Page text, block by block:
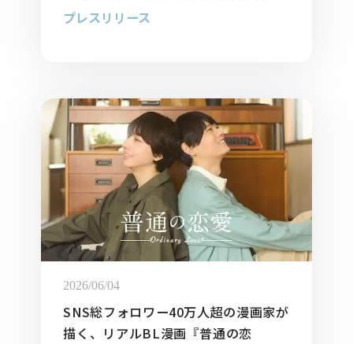
望の単行本第1巻が6月26日より発売
プレスリリース
2026/06/04
SNS総フォロワー40万人超の漫画家が
描く、リアルBL漫画『普通の恋